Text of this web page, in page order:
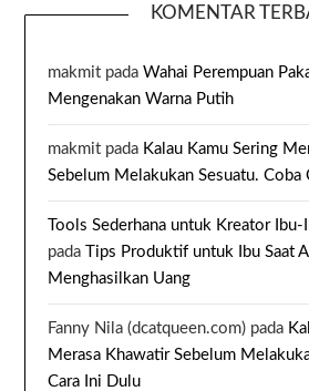
KOMENTAR
makmit padaWahai Perempuan
Mengenakan Warna Putih
makmit pada Kalau Kamu Sering
Sebelum Melakukan Sesuatu. Coba
Tools Sederhana untuk Kreator
padaTips Produktif untuk Ibu Saat
Menghasilkan Uang
Fanny Nila (dcatqueen.com) pada
Merasa Khawatir Sebelum
Cara Ini Dulu